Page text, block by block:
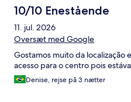
10/10 Enestående
11. jul. 2026
Oversæt med Google
Gostamos muito da localização
acesso para o centro pois
Denise, rejse på 3 nætter